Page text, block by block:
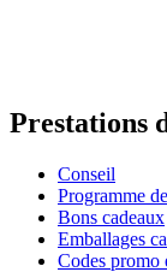
Prestations
Conseil
Programme
Bons cadeaux
Emballages
Codes promo